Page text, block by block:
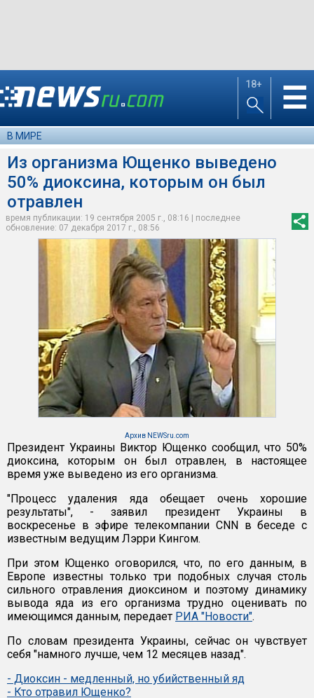
18+ ☰
В МИРЕ
Из организма Ющенко выведено
50% диоксина, которым он был
отравлен
время публикации: 19 сентября 2005 г., 08:16 | последнее
обновление: 07 декабря 2017 г., 08:56
Архив NEWSru.com
Президент Украины Виктор Ющенко сообщил, что 50%
диоксина, которым он был отравлен, в настоящее
время уже выведено из его организма.
"Процесс удаления яда обещает очень хорошие
результаты", - заявил президент Украины в
воскресенье в эфире телекомпании CNN в беседе с
известным ведущим Лэрри Кингом.
При этом Ющенко оговорился, что, по его данным, в
Европе известны только три подобных случая столь
сильного отравления диоксином и поэтому динамику
вывода яда из его организма трудно оценивать по
имеющимся данным, передает РИА "Новости".
По словам президента Украины, сейчас он чувствует
себя "намного лучше, чем 12 месяцев назад".
- Диоксин - медленный, но убийственный яд
- Кто отравил Ющенко?